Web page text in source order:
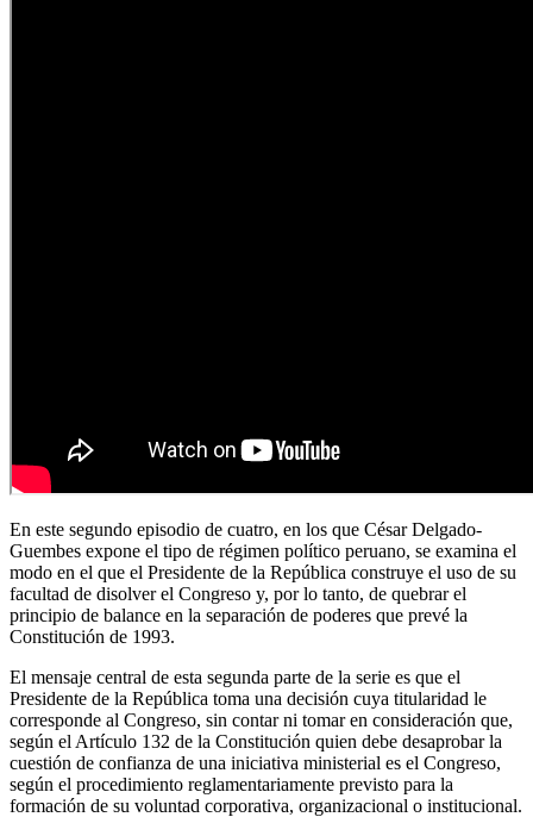
En este segundo episodio de cuatro, en los que César Delgado-
Guembes expone el tipo de régimen político peruano, se examina el
modo en el que el Presidente de la República construye el uso de su
facultad de disolver el Congreso y, por lo tanto, de quebrar el
principio de balance en la separación de poderes que prevé la
Constitución de 1993.
El mensaje central de esta segunda parte de la serie es que el
Presidente de la República toma una decisión cuya titularidad le
corresponde al Congreso, sin contar ni tomar en consideración que,
según el Artículo 132 de la Constitución quien debe desaprobar la
cuestión de confianza de una iniciativa ministerial es el Congreso,
según el procedimiento reglamentariamente previsto para la
formación de su voluntad corporativa, organizacional o institucional.